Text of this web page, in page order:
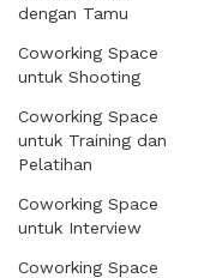
dengan Tamu
Coworking Space
untuk Shooting
Coworking Space
untuk Training dan
Pelatihan
Coworking Space
untuk Interview
Coworking Space